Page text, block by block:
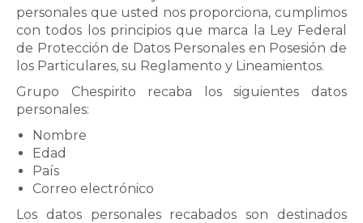
personales que usted nos proporciona, cumplimos
con todos los principios que marca la Ley Federal
de Protección de Datos Personales en Posesión de
los Particulares, su Reglamento y Lineamientos.
Grupo Chespirito recaba los siguientes datos
personales:
Nombre
Edad
País
Correo electrónico
Los datos personales recabados son destinados